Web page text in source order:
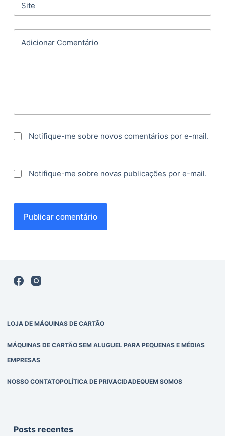
Site
Adicionar Comentário
Notifique-me sobre novos comentários por e-mail.
Notifique-me sobre novas publicações por e-mail.
Publicar comentário
LOJA DE MÁQUINAS DE CARTÃO
MÁQUINAS DE CARTÃO SEM ALUGUEL PARA PEQUENAS E MÉDIAS
EMPRESAS
NOSSO CONTATOPOLÍTICA DE PRIVACIDADEQUEM SOMOS
Posts recentes